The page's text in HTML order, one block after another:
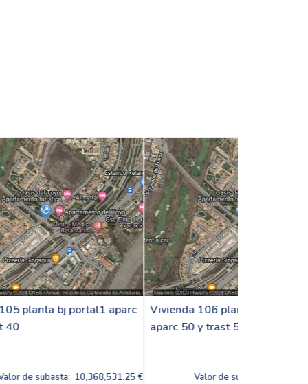
aparc
€
Vivienda 106 planta bj portal1
Valor de subasta: 10,368,531.25 €